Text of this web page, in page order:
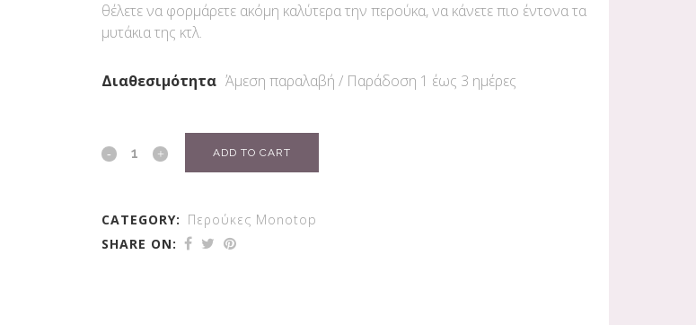
θέλετε να φορμάρετε ακόμη καλύτερα την περούκα, να κάνετε πιο έντονα τα
μυτάκια της κτλ.
Διαθεσιμότητα Άμεση παραλαβή / Παράδoση 1 έως 3 ημέρες
ADD TO CART
CATEGORY: Περούκες Monotop
SHARE ON: